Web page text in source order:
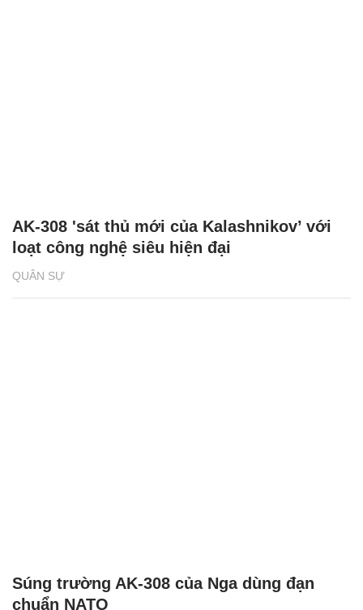
QUÂN SỰ
AK-308 'sát thủ mới của Kalashnikov’ với
loạt công nghệ siêu hiện đại
Súng trường AK-308 của Nga dùng đạn
chuẩn NATO